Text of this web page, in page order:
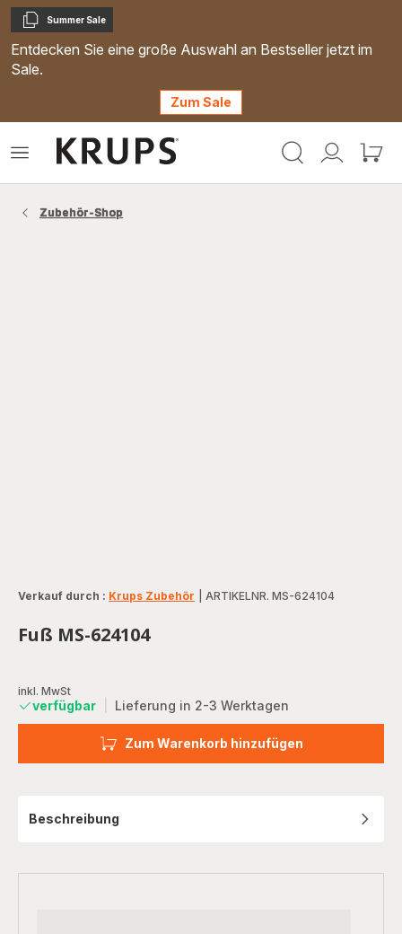
Kopieren
Summer Sale
Entdecken Sie eine große Auswahl an Bestseller jetzt im
Sale.
Zum Sale
Mein
Mein
Das
Zubehör-Shop
Verkauf durch : Krups Zubehör ARTIKELNR. MS-624104
Fuß MS-624104
inkl. MwSt
verfügbar Lieferung in 2-3 Werktagen
Zum Warenkorb hinzufügen
Beschreibung